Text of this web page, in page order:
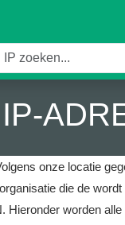
IP-
onze locatie
die de
Hieronder worden